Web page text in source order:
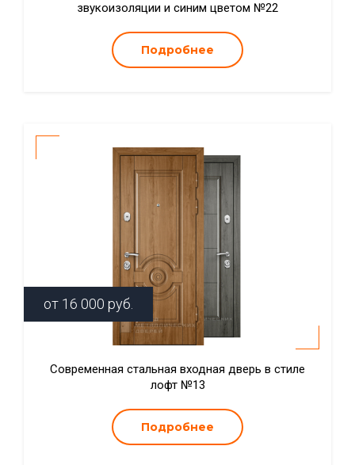
звукоизоляции и синим цветом №22
Подробнее
от 16 000 руб.
Современная стальная входная дверь в стиле
лофт №13
Подробнее